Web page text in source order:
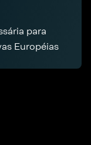
para
Européias